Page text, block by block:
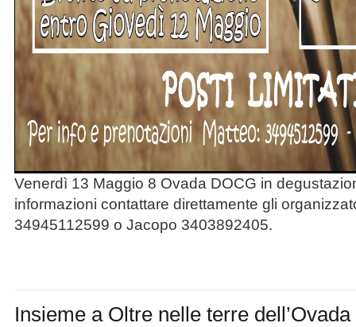
Venerdì 13 Maggio 8 Ovada DOCG in
informazioni contattare direttamente gli
34945112599 o Jacopo 3403892405.
Insieme a Oltre nelle terre